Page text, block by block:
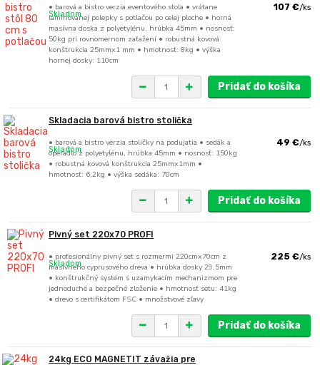
• barová a bistro verzia eventového stola • vrátane
laminovanej polepky s potlačou po celej ploche • horná
masívna doska z polyetylénu, hrúbka 45mm • nosnosť:
50kg pri rovnomernom zaťažení • robustná kovová
konštrukcia 25mmx1 mm • hmotnosť: 8kg • výška
hornej dosky: 110cm
107 €/ks
Skladom
Pridať do košíka
Skladacia barová bistro stolička
• barová a bistro verzia stoličky na podujatia • sedák a
operadlo z polyetylénu, hrúbka 45mm • nosnosť: 150kg
• robustná kovová konštrukcia 25mmx1mm •
hmotnosť: 6,2kg • výška sedáka: 70cm
49 €/ks
Skladom
Pridať do košíka
Pivný set 220x70 PROFI
• profesionálny pivný set s rozmermi 220cmx70cm z
masívneho cyprusového dreva • hrúbka dosky 29,5mm
• konštrukčný systém s uzamykacím mechanizmom pre
jednoduché a bezpečné zloženie • hmotnosť setu: 41kg
• drevo s certifikátom FSC • množstvové zľavy
225 €/ks
Skladom
Pridať do košíka
24kg ECO MAGNETIT závažia pre